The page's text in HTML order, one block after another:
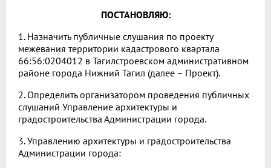
ПОСТАНОВЛЯЮ:
1. Назначить публичные слушания по проекту
межевания территории кадастрового квартала
66:56:0204012 в Тагилстроевском административном
районе города Нижний Тагил (далее – Проект).
2. Определить организатором проведения публичных
слушаний Управление архитектуры и
градостроительства Администрации города.
3. Управлению архитектуры и градостроительства
Администрации города: